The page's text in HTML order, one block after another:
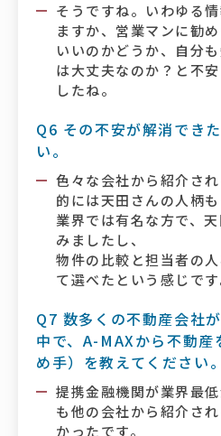
そうですね。いわゆる
ますか、営業マンに勧
いいのかどうか、自分
は大丈夫なのか？と不
したね。
Q6 その不安が解消でき
い。
色々な会社から紹介さ
的には天田さんの人柄も
業界では有名な方で、
みましたし、
物件の比較と担当者の
て選べたという感じです
Q7 数多くの不動産会社
中で、A-MAXから不動産
め手）を教えてください。
提携金融機関が業界最
も他の会社から紹介さ
かったです。